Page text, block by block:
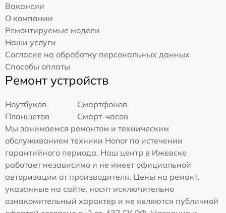
Вакансии
О компании
Ремонтируемые модели
Наши услуги
Согласие на обработку персональных данных
Способы оплаты
Ремонт устройств
Ноутбуков
Смартфонов
Планшетов
Смарт-часов
Мы занимаемся ремонтом и техническим
обслуживанием техники Honor по истечении
гарантийного периода. Наш центр в Ижевске
работает независимо и не имеет официальной
авторизации от производителя. Цены на ремонт,
указанные на сайте, носят исключительно
ознакомительный характер и не являются публичной